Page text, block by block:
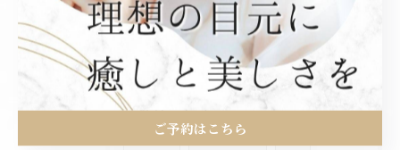
タグ Tags
ご予約はこちら